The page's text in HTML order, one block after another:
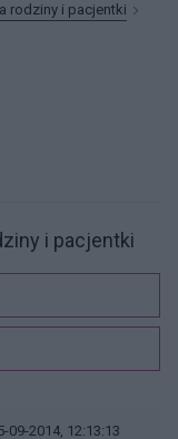
rodziny i pacjentki
i pacjentki
09-2014, 12:13:13